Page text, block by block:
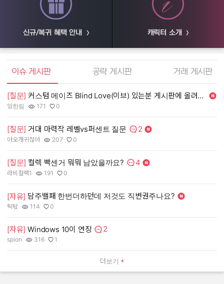
신규/복귀 혜택 안내 캐릭터 소개
엘소드 커뮤니티
이슈 게시판 공략 게시판 거래 게시판
더보기
[질문] 커스텀 메이즈 Blind Love(이브) 있는분 게시판에 올려주세여. 제가 사겠
작성자:
잉한림
조회수:
171
추천수:
0
[질문] 거대 마력작 레벨vs퍼센트 질문 댓글수:
2
작성자:
아오개귀찮아
조회수:
207
추천수:
0
[질문] 컬렉 빡센거 뭐뭐 남았을까요? 댓글수:
4
작성자:
라비컬랙1
조회수:
191
추천수:
0
[자유] 담주밸패 한번더하던데 저것도 직변권주나요?
작성자:
틱탃
조회수:
114
추천수:
0
[자유] Windows 10이 연장 댓글수:
2
작성자:
spion
조회수:
316
추천수:
1